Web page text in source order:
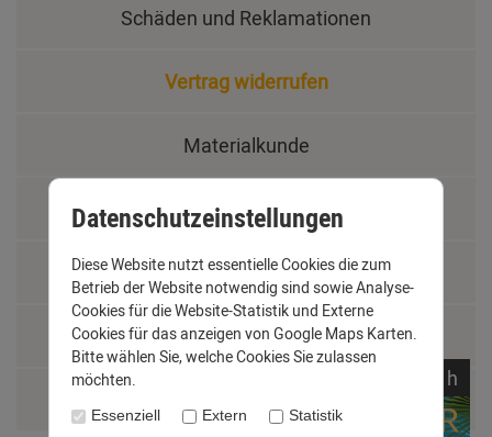
Schäden und Reklamationen
Vertrag widerrufen
Materialkunde
Fachbegriffe
Jobs
Montage und Installationshilfen
h
Datenschutzeinstellungen
Diese Website nutzt essentielle Cookies die zum
Betrieb der Website notwendig sind sowie Analyse-
Cookies für die Website-Statistik und Externe
Cookies für das anzeigen von Google Maps Karten.
Bitte wählen Sie, welche Cookies Sie zulassen
möchten.
Essenziell Extern Statistik